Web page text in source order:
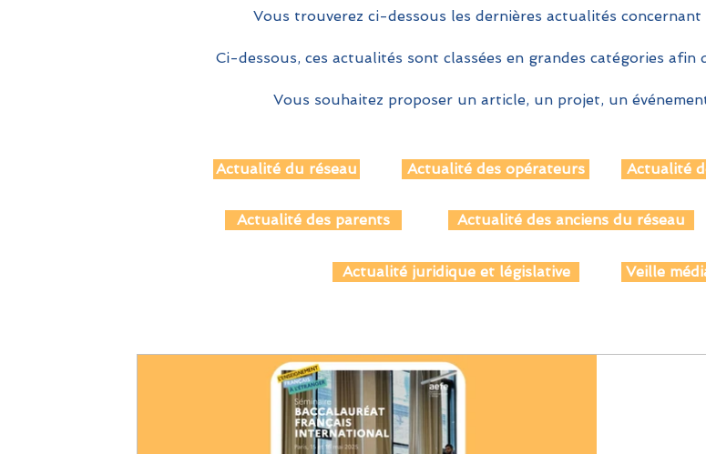
Vous trouverez ci-dessous les dernières actualités
Ci-dessous, ces actualités sont classées en grandes catégories
Vous souhaitez proposer un article, un projet, un
Actualité du réseau
Actualité des parents
Actualité des opérateurs Actualité
Actualité des anciens du réseau
Actualité juridique et législative Veille